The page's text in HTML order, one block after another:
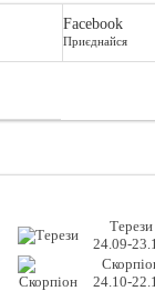
Facebook
Приєднайся
Терези
24.09-
24.10-